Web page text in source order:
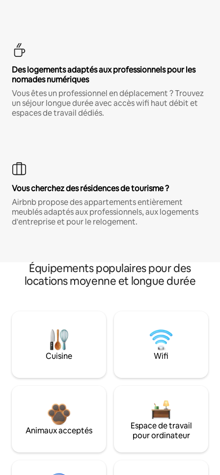
Des logements adaptés aux professionnels pour les
nomades numériques
Vous êtes un professionnel en déplacement ? Trouvez
un séjour longue durée avec accès wifi haut débit et
espaces de travail dédiés.
Vous cherchez des résidences de tourisme ?
Airbnb propose des appartements entièrement
meublés adaptés aux professionnels, aux logements
d'entreprise et pour le relogement.
Équipements populaires pour des
locations moyenne et longue durée
Cuisine Wifi
Animaux acceptés
Espace de travail
pour ordinateur